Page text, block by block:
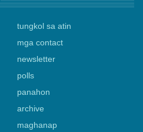
tungkol sa atin
mga contact
newsletter
polls
panahon
archive
maghanap